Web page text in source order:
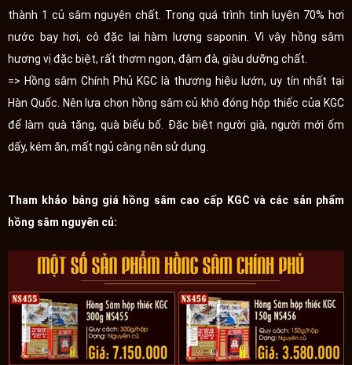
thành 1 củ sâm nguyên chất. Trong quá trình tinh luyện 70% hơi
nước bay hơi, cô đặc lại hàm lượng saponin. Vì vậy hồng sâm
hương vị đặc biệt, rất thơm ngon, đậm đà, giàu dưỡng chất.
=> Hồng sâm Chính Phủ KGC là thương hiệu lướn, uy tín nhất tại
Hàn Quốc. Nên lựa chọn hồng sâm củ khô đóng hộp thiếc của KGC
để làm quà tặng, quà biếu bố. Đặc biệt người già, người mới ốm
dấy, kém ăn, mất ngủ càng nên sử dụng.
Tham khảo bảng giá hồng sâm cao cấp KGC và các sản phẩm
hồng sâm nguyên củ: